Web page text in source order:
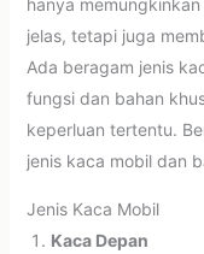
hanya
jelas, tetapi juga
Ada beragam jenis
fungsi dan bahan
keperluan tertentu.
jenis kaca mobil dan
Jenis Kaca Mobil
Kaca Depan